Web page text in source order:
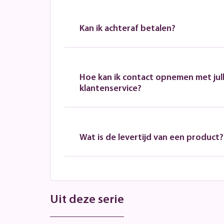
Kan ik achteraf betalen?
Hoe kan ik contact opnemen met
klantenservice?
Wat is de levertijd van een product?
Uit deze serie